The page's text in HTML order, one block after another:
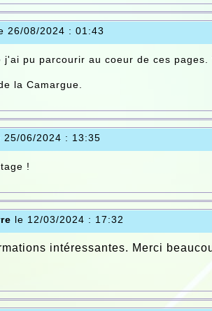
26/08/2024 : 01:43
pu parcourir au coeur de ces
la Camargue.
25/06/2024 : 13:35
!
le 12/03/2024 : 17:32
intéressantes. Merci